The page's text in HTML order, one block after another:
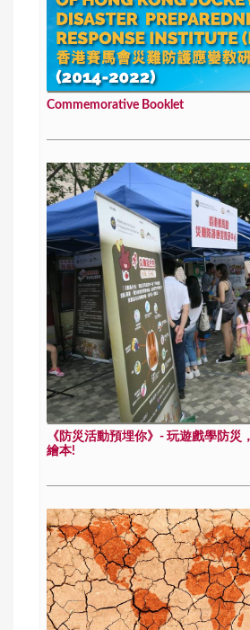
Commemorative Booklet
《防災活動預埋你》- 玩遊戲學防災
繪本!